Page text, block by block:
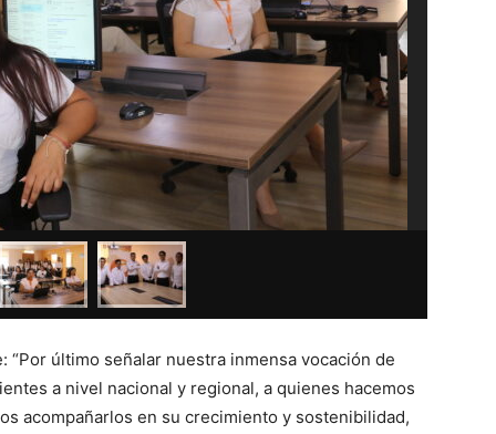
“Por último señalar nuestra inmensa vocación de
a nivel nacional y regional, a quienes hacemos
acompañarlos en su crecimiento y sostenibilidad,